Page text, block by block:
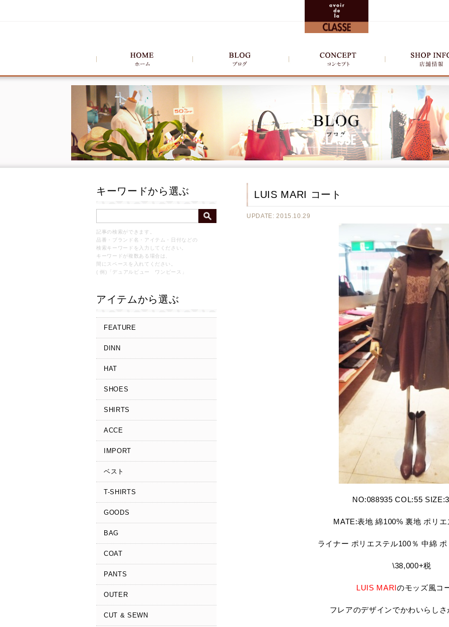
キーワードから選ぶ
記事の検索ができます。
品番・ブランド名・アイテム・日付などの
検索キーワードを入力してください。
キーワードが複数ある場合は、
間にスペースを入れてください。
( 例)「デュアルビュー ワンピース」
アイテムから選ぶ
FEATURE
DINN
HAT
SHOES
SHIRTS
ACCE
IMPORT
ベスト
T-SHIRTS
GOODS
BAG
COAT
PANTS
OUTER
CUT & SEWN
LUIS MARI コート
UPDATE: 2015.10.29
NO:088935 COL:55
MATE:表地 綿100% 裏地 ポリ
ライナー ポリエステル100％ 中綿
\38,000+税
LUIS MARIのモッズ風コ
フレアのデザインでかわいらし